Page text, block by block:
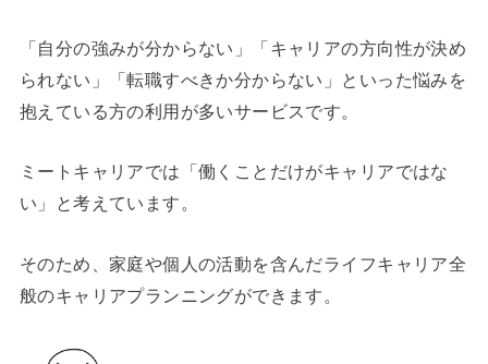
「自分の強みが分からない」「キャリアの方向性が決め
られない」「転職すべきか分からない」といった悩みを
抱えている方の利用が多いサービスです。
ミートキャリアでは「働くことだけがキャリアではな
い」と考えています。
そのため、家庭や個人の活動を含んだライフキャリア全
般のキャリアプランニングができます。